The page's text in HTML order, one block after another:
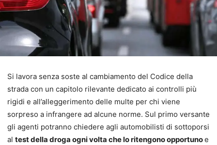
Si lavora senza soste al cambiamento del Codice della
strada con un capitolo rilevante dedicato ai controlli più
rigidi e all’alleggerimento delle multe per chi viene
sorpreso a infrangere ad alcune norme. Sul primo versante
gli agenti potranno chiedere agli automobilisti di sottoporsi
al test della droga ogni volta che lo ritengono opportunoe